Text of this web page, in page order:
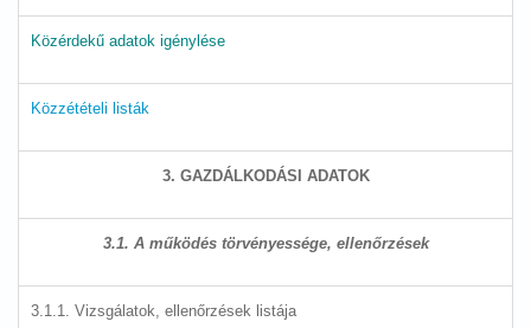
Közérdekű adatok igénylése
Közzétételi listák
3. GAZDÁLKODÁSI ADATOK
3.1. A működés törvényessége, ellenőrzések
3.1.1. Vizsgálatok, ellenőrzések listája